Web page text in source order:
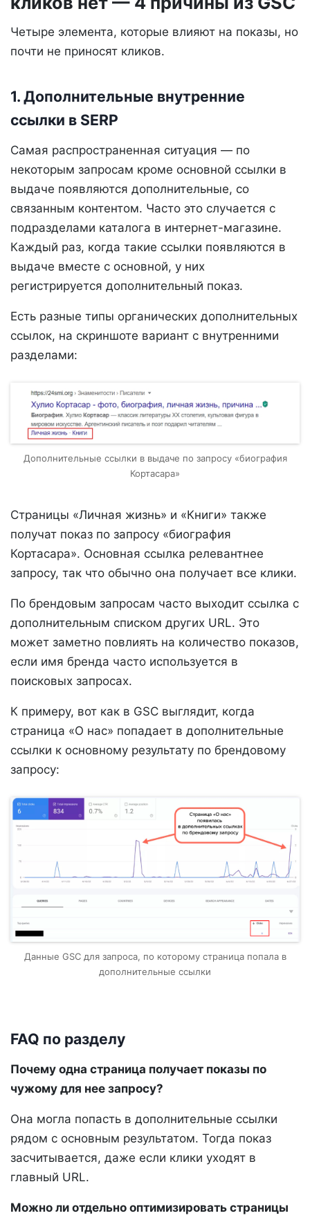
Четыре элемента, которые влияют на показы, но
почти не приносят кликов.
1. Дополнительные внутренние
ссылки в SERP
Самая распространенная ситуация — по
некоторым запросам кроме основной ссылки в
выдаче появляются дополнительные, со
связанным контентом. Часто это случается с
подразделами каталога в интернет-магазине.
Каждый раз, когда такие ссылки появляются в
выдаче вместе с основной, у них
регистрируется дополнительный показ.
Есть разные типы органических дополнительных
ссылок, на скриншоте вариант с внутренними
разделами:
Дополнительные ссылки в выдаче по запросу «биография
Кортасара»
Страницы «Личная жизнь» и «Книги» также
получат показ по запросу «биография
Кортасара». Основная ссылка релевантнее
запросу, так что обычно она получает все клики.
По брендовым запросам часто выходит ссылка с
дополнительным списком других URL. Это
может заметно повлиять на количество показов,
если имя бренда часто используется в
поисковых запросах.
К примеру, вот как в GSC выглядит, когда
страница «О нас» попадает в дополнительные
ссылки к основному результату по брендовому
запросу:
Данные GSC для запроса, по которому страница попала в
дополнительные ссылки
FAQ по разделу
Почему одна страница получает показы по
чужому для нее запросу?
Она могла попасть в дополнительные ссылки
рядом с основным результатом. Тогда показ
засчитывается, даже если клики уходят в
главный URL.
Можно ли отдельно оптимизировать страницы